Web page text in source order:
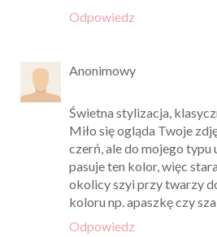
Odpowiedz
Anonimowy
Świetna stylizacja,
Miło się ogląda Twoje
czerń, ale do mojego
pasuje ten kolor, więc
okolicy szyi przy twarzy
koloru np. apaszkę czy
Odpowiedz